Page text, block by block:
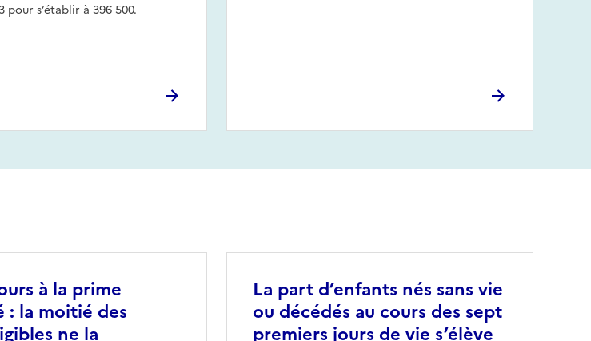
pour s’établir à 396 500.
à la prime
: la moitié des
ne la
La part d’enfants nés sans vie
ou décédés au cours des sept
premiers jours de vie s’élève